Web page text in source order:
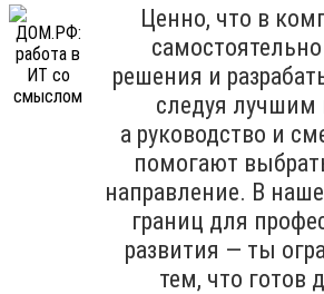
Ценно, что в
решения и
следуя лучшим
а руководство и
помогают
направление. В
границ для
развития — ты
тем, что готов